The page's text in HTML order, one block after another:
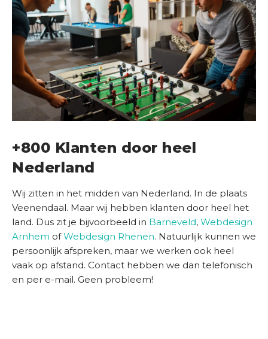
+800 Klanten door heel
Nederland
Wij zitten in het midden van Nederland. In de plaats
Veenendaal. Maar wij hebben klanten door heel het
land. Dus zit je bijvoorbeeld in Barneveld, Webdesign
Arnhem ofWebdesign Rhenen. Natuurlijk kunnen we
persoonlijk afspreken, maar we werken ook heel
vaak op afstand. Contact hebben we dan telefonisch
en per e-mail. Geen probleem!